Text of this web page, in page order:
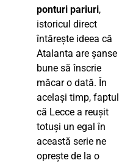
ponturi pariuri,
istoricul direct
întărește ideea că
Atalanta are șanse
bune să înscrie
măcar o dată. În
același timp, faptul
că Lecce a reușit
totuși un egal în
această serie ne
oprește de la o